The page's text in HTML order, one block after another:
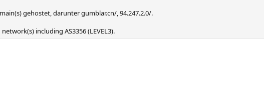
gehostet, darunter gumblar.cn/, 94.247.2.0/.
including AS3356 (LEVEL3).